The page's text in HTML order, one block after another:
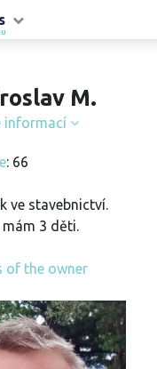
M.
informací
: 66
ve stavebnictví.
mám 3 děti.
of the owner